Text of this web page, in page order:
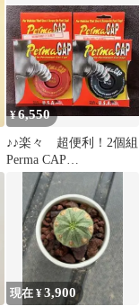
¥6,550
♪♪楽々 超便利！2個組
Perma CAP
BLACK&RED 給油口キ
ャップ
現在 ¥3,900